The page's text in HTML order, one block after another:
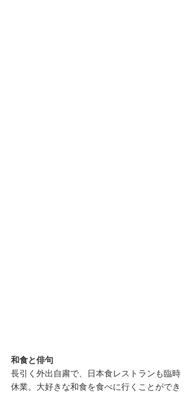
和食と俳句
長引く外出自粛で、日本食レストランも臨時
休業。大好きな和食を食べに行くことができ